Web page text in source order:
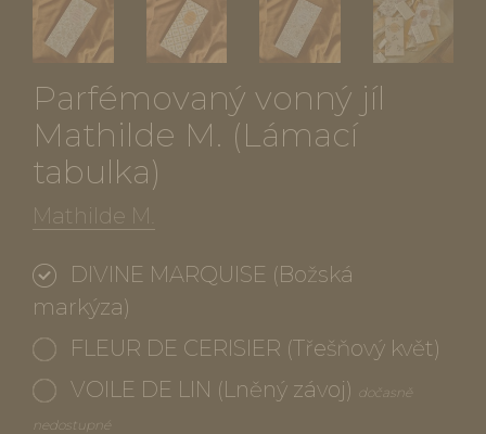
Parfémovaný vonný jíl
Mathilde M. (Lámací
tabulka)
Mathilde M.
DIVINE MARQUISE (Božská
markýza)
FLEUR DE CERISIER (Třešňový květ)
VOILE DE LIN (Lněný závoj) dočasně
nedostupné